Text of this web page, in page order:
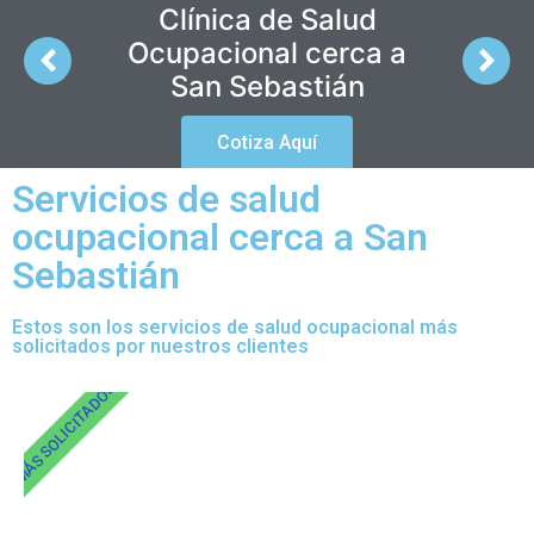
Clínica de Salud
Ocupacional cerca a
San Sebastián
Cotiza Aquí
Servicios de salud
ocupacional cerca a San
Sebastián
Estos son los servicios de salud ocupacional más
solicitados por nuestros clientes
MÁS SOLICITADOS